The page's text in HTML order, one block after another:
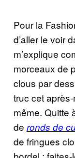
Pour la
d’aller le voir
m’explique
morceaux de
clous par
truc cet
même. Quitte
de ronds de
de fringues